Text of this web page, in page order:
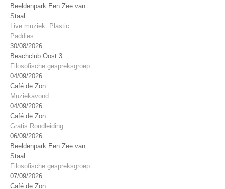
Beeldenpark Een Zee van
Staal
Live muziek: Plastic
Paddies
30/08/2026
Beachclub Oost 3
Filosofische gespreksgroep
04/09/2026
Café de Zon
Muziekavond
04/09/2026
Café de Zon
Gratis Rondleiding
06/09/2026
Beeldenpark Een Zee van
Staal
Filosofische gespreksgroep
07/09/2026
Café de Zon